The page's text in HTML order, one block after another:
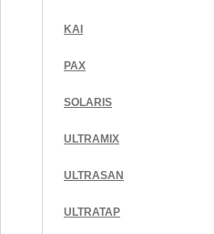
KAI
PAX
SOLARIS
ULTRAMIX
ULTRASAN
ULTRATAP